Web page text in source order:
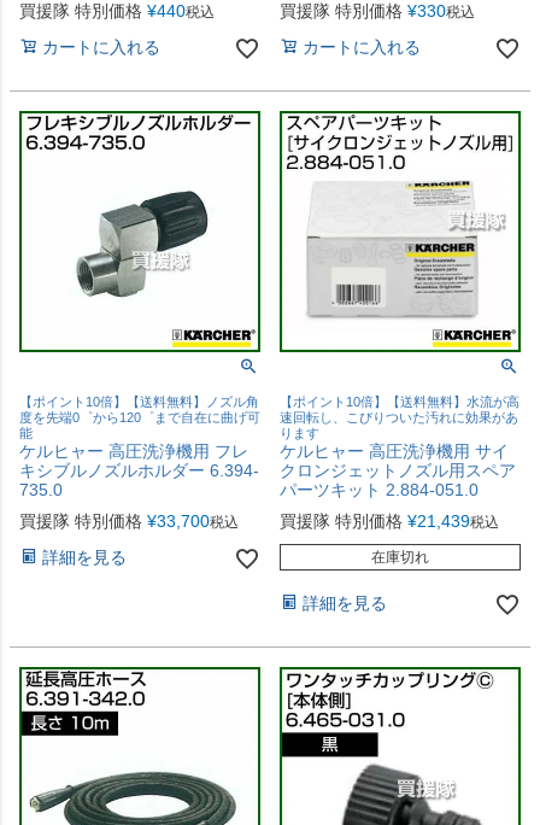
買援隊 特別価格 ¥440税込
カートに入れる
買援隊 特別価格 ¥330税込
カートに入れる
【ポイント10倍】【送料無料】ノズル角
度を先端0゜から120゜まで自在に曲げ可
能
ケルヒャー 高圧洗浄機用 フレ
キシブルノズルホルダー 6.394-
735.0
買援隊 特別価格 ¥33,700税込
詳細を見る
【ポイント10倍】【送料無料】水流が高
速回転し、こびりついた汚れに効果があ
ります
ケルヒャー 高圧洗浄機用 サイ
クロンジェットノズル用スペア
パーツキット 2.884-051.0
買援隊 特別価格 ¥21,439税込
在庫切れ
詳細を見る